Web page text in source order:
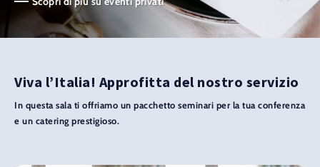
Viva l’Italia! Approfitta del nostro servizio
In questa sala ti offriamo un pacchetto seminari per la tua conferenza
e un catering prestigioso.